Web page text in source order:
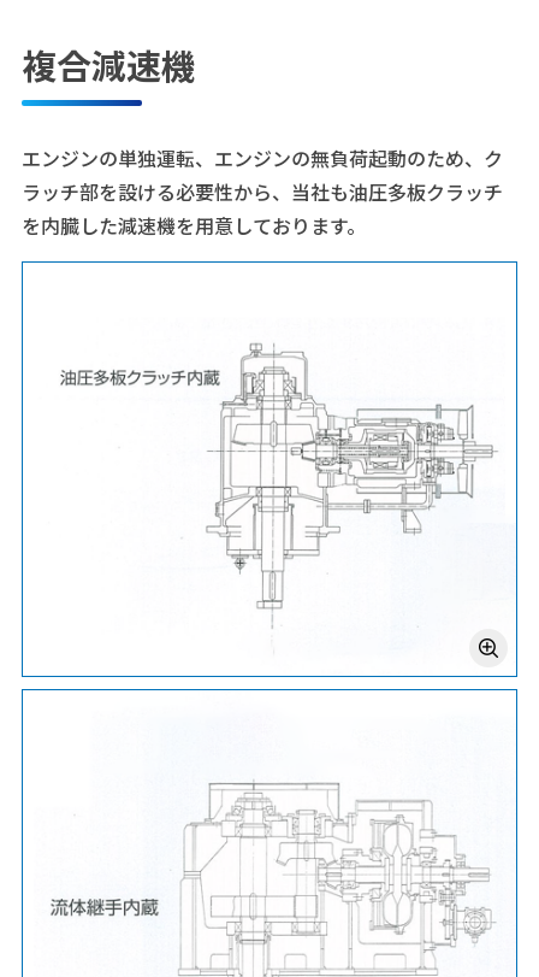
複合減速機
エンジンの単独運転、エンジンの無負荷起動のため、ク
ラッチ部を設ける必要性から、当社も油圧多板クラッチ
を内臓した減速機を用意しております。